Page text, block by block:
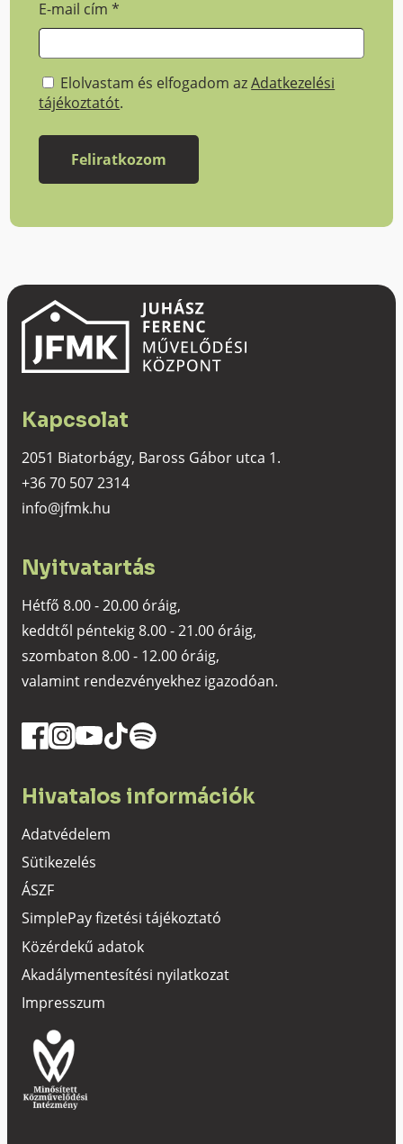
E-mail cím*
Elolvastam és elfogadom azAdatkezelési
tájékoztatót.
Kapcsolat
2051 Biatorbágy, Baross Gábor utca 1.
+36 70 507 2314
info@jfmk.hu
Nyitvatartás
Hétfő 8.00 - 20.00 óráig,
keddtől péntekig 8.00 - 21.00 óráig,
szombaton 8.00 - 12.00 óráig,
valamint rendezvényekhez igazodóan.
Hivatalos információk
Adatvédelem
Sütikezelés
ÁSZF
SimplePay fizetési tájékoztató
Közérdekű adatok
Akadálymentesítési nyilatkozat
Impresszum